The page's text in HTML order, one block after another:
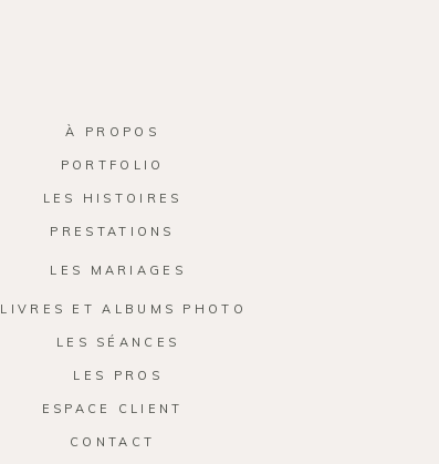
À PROPOS
PORTFOLIO
LES HISTOIRES
PRESTATIONS
LES MARIAGES
LIVRES ET ALBUMS PHOTO
LES SÉANCES
LES PROS
ESPACE CLIENT
CONTACT